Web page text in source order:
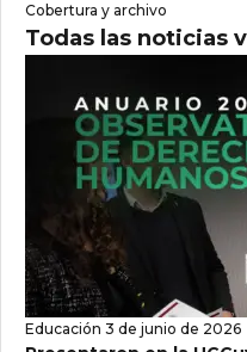
Cobertura y archivo
Todas las noticias
Educación 3 de junio de 2026